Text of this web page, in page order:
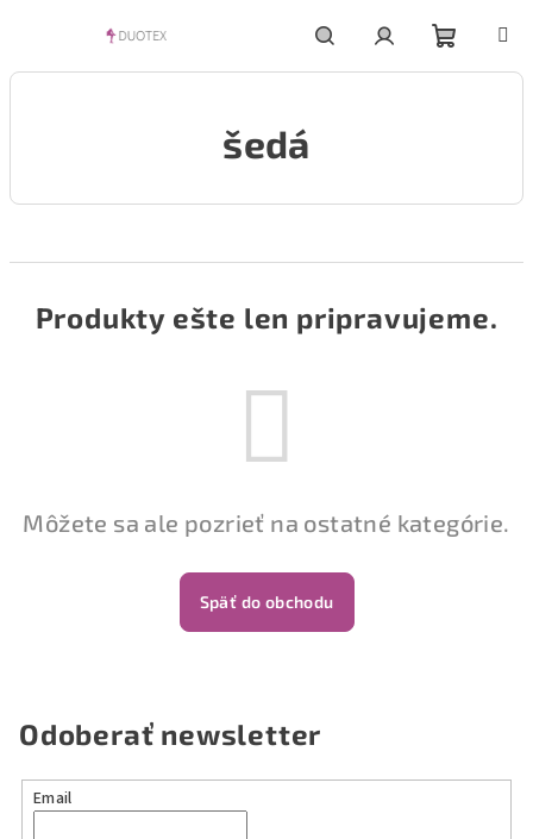
HľadaťPrihlásenie
šedá
Produkty ešte len pripravujeme.
Môžete sa ale pozrieť na ostatné kategórie.
Späť do obchodu
Odoberať newsletter
Email